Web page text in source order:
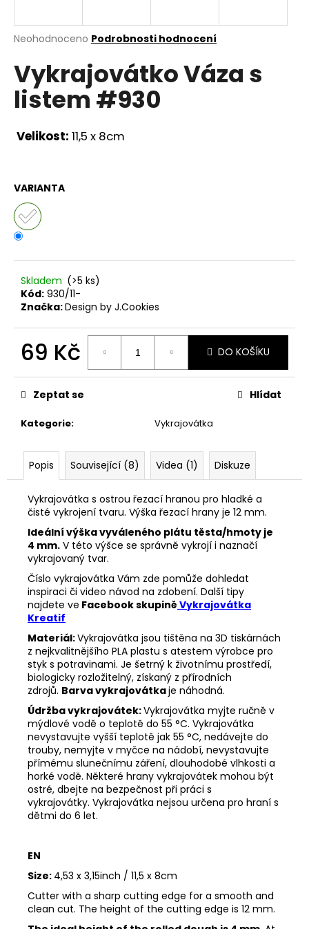
Průměrné
produktu
je
0,0
hvězdiček.
Neohodnoceno Podrobnosti hodnocení
Vykrajovátko Váza s
listem #930
Velikost: 11,5 x 8cm
VARIANTA
Skladem (>5 ks)
Kód: 930/11-
Značka:Design by J.Cookies
69 Kč
cena:
DO KOŠÍKU
Kategorie: Vykrajovátka
Zeptat se Hlídat
Popis Související (8) Videa (1) Diskuze
Vykrajovátka s ostrou řezací hranou pro hladké a
čisté vykrojení tvaru. Výška řezací hrany je 12 mm.
Ideální výška vyváleného plátu těsta/hmoty je
4 mm. V této výšce se správně vykrojí i naznačí
vykrajovaný tvar.
Číslo vykrajovátka Vám zde pomůže dohledat
inspiraci či video návod na zdobení. Další tipy
najdete ve Facebook skupině Vykrajovátka
Kreatif
Materiál:Vykrajovátka jsou tištěna na 3D tiskárnách
z nejkvalitnějšího PLA plastu s atestem výrobce pro
styk s potravinami. Je šetrný k životnímu prostředí,
biologicky rozložitelný, získaný z přírodních
zdrojů. Barva vykrajovátkaje náhodná.
Údržba vykrajovátek:Vykrajovátka myjte ručně v
mýdlové vodě o teplotě do 55 °C. Vykrajovátka
nevystavujte vyšší teplotě jak 55 °C, nedávejte do
trouby, nemyjte v myčce na nádobí, nevystavujte
přímému slunečnímu záření, dlouhodobé vlhkosti a
horké vodě. Některé hrany vykrajovátek mohou být
ostré, dbejte na bezpečnost při práci s
vykrajovátky. Vykrajovátka nejsou určena pro hraní s
dětmi do 6 let.
EN
Size: 4,53 x 3,15inch / 11,5 x 8cm
Cutter with a sharp cutting edge for a smooth and
clean cut. The height of the cutting edge is 12 mm.
j
t
?
D
o
o
u
č
u
m
e
33001
SÁČEK
Kč